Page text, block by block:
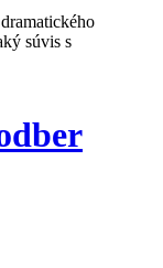
súvis s